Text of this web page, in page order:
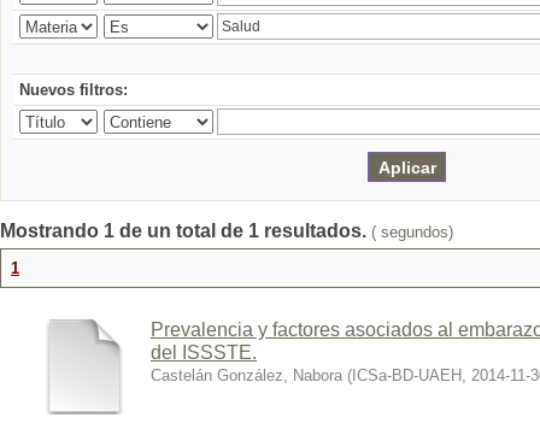
Nuevos filtros:
Mostrando 1 de un total de 1 resultados. ( segundos)
1
Prevalencia y factores asociados al
del ISSSTE.
Castelán González, Nabora ( ICSa-BD-UAEH , 2014-11-